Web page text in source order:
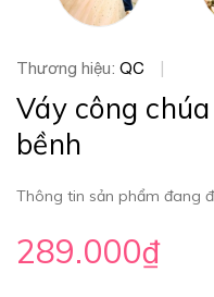
Thương hiệu: QC
Váy công
bềnh
Thông tin sản phẩm đang
289.000₫